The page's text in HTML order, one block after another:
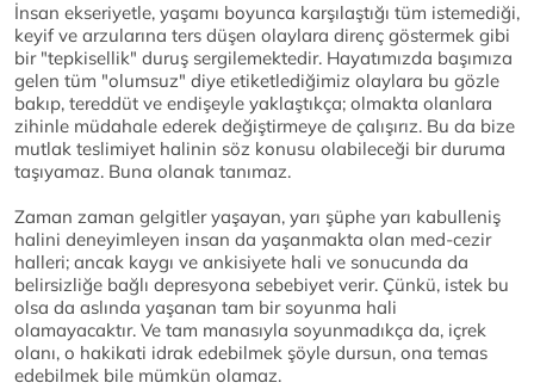
İnsan ekseriyetle, yaşamı boyunca karşılaştığı tüm istemediği,
keyif ve arzularına ters düşen olaylara direnç göstermek gibi
bir "tepkisellik" duruş sergilemektedir. Hayatımızda başımıza
gelen tüm "olumsuz" diye etiketlediğimiz olaylara bu gözle
bakıp, tereddüt ve endişeyle yaklaştıkça; olmakta olanlara
zihinle müdahale ederek değiştirmeye de çalışırız. Bu da bize
mutlak teslimiyet halinin söz konusu olabileceği bir duruma
taşıyamaz. Buna olanak tanımaz.
Zaman zaman gelgitler yaşayan, yarı şüphe yarı kabulleniş
halini deneyimleyen insan da yaşanmakta olan med-cezir
halleri; ancak kaygı ve ankisiyete hali ve sonucunda da
belirsizliğe bağlı depresyona sebebiyet verir. Çünkü, istek bu
olsa da aslında yaşanan tam bir soyunma hali
olamayacaktır. Ve tam manasıyla soyunmadıkça da, içrek
olanı, o hakikati idrak edebilmek şöyle dursun, ona temas
edebilmek bile mümkün olamaz.